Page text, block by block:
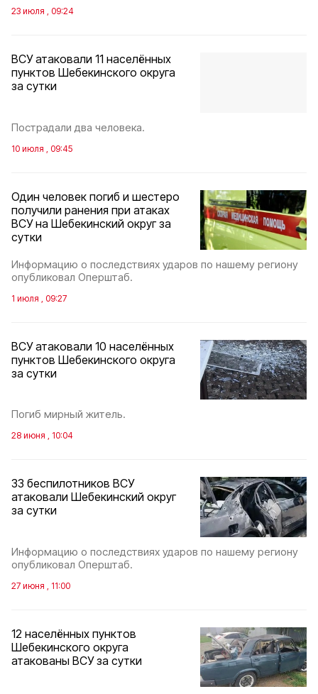
23 июля , 09:24
ВСУ атаковали 11 населённых
пунктов Шебекинского округа
за сутки
Пострадали два человека.
10 июля , 09:45
Один человек погиб и шестеро
получили ранения при атаках
ВСУ на Шебекинский округ за
сутки
Информацию о последствиях ударов по нашему региону
опубликовал Оперштаб.
1 июля , 09:27
ВСУ атаковали 10 населённых
пунктов Шебекинского округа
за сутки
Погиб мирный житель.
28 июня , 10:04
33 беспилотников ВСУ
атаковали Шебекинский округ
за сутки
Информацию о последствиях ударов по нашему региону
опубликовал Оперштаб.
27 июня , 11:00
12 населённых пунктов
Шебекинского округа
атакованы ВСУ за сутки